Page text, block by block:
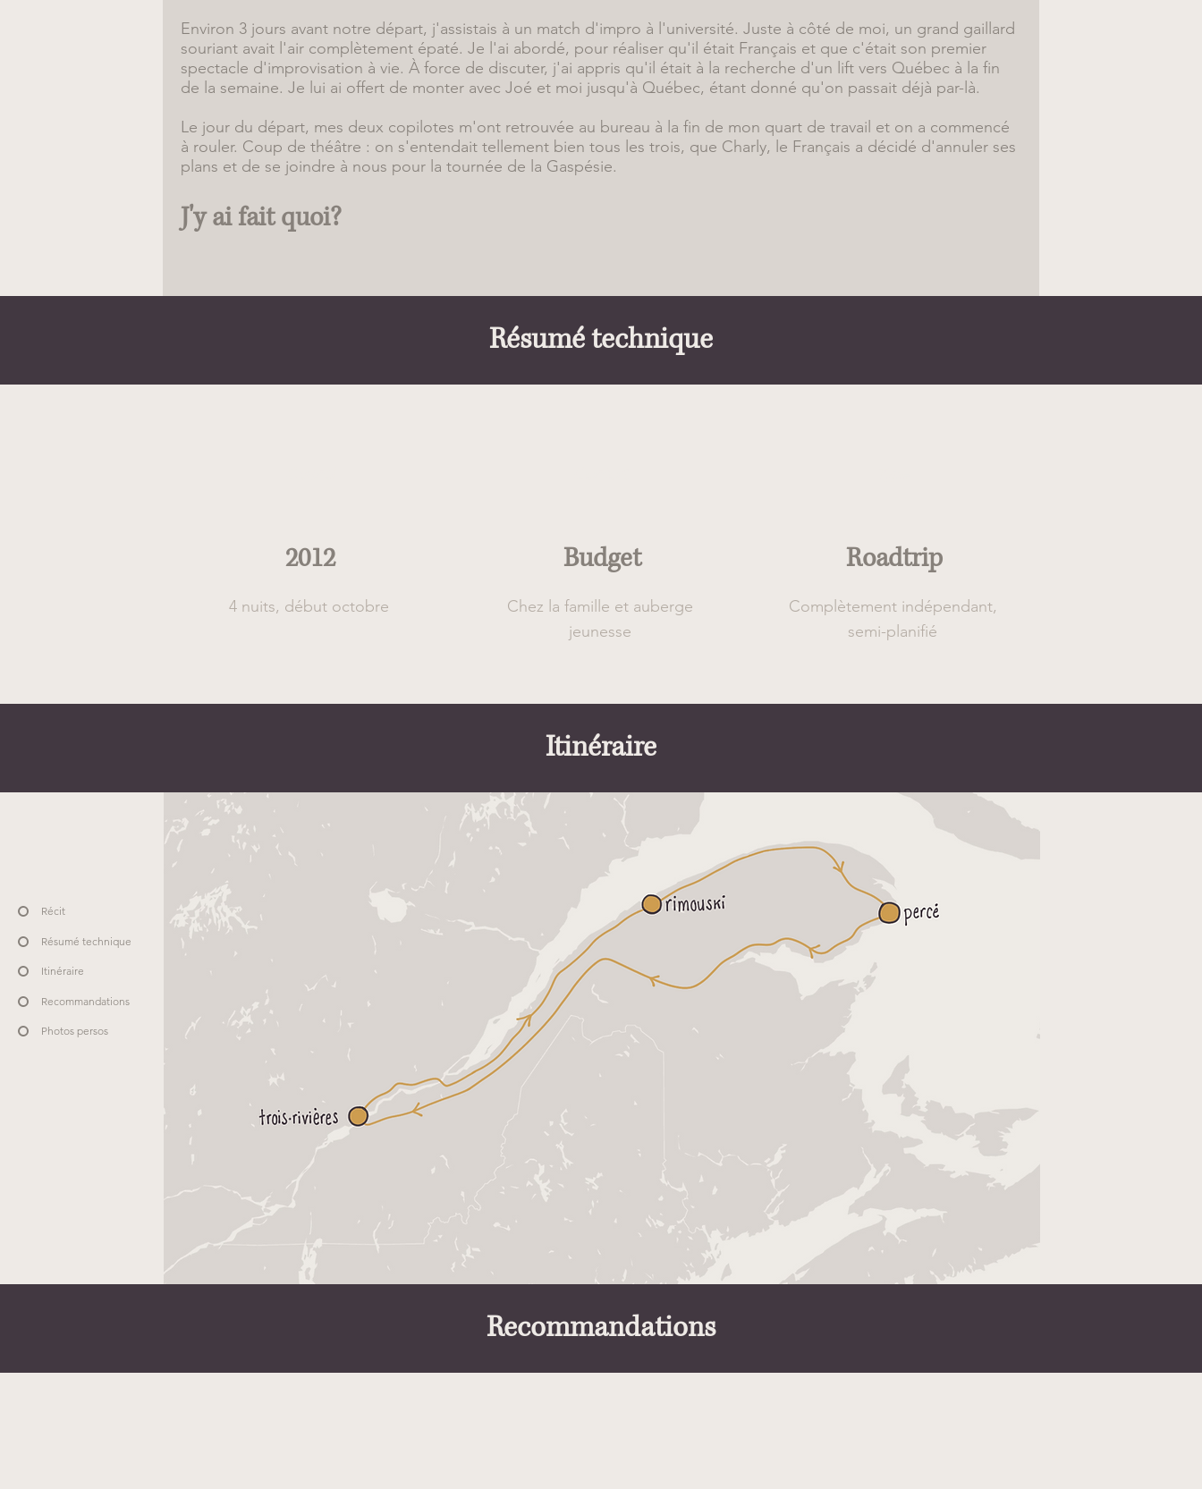
Récit
Résumé technique
Itinéraire
Recommandations
Photos persos
Environ 3 jours avant notre départ, j'assistais à un match d'impro à l'université. Juste à côté de moi, un grand gaillard
souriant avait l'air complètement épaté. Je l'ai abordé, pour réaliser qu'il était Français et que c'était son premier
spectacle d'improvisation à vie. À force de discuter, j'ai appris qu'il était à la recherche d'un lift vers Québec à la fin
de la semaine. Je lui ai offert de monter avec Joé et moi jusqu'à Québec, étant donné qu'on passait déjà par-là.
Le jour du départ, mes deux copilotes m'ont retrouvée au bureau à la fin de mon quart de travail et on a commencé
à rouler. Coup de théâtre : on s'entendait tellement bien tous les trois, que Charly, le Français a décidé d'annuler ses
plans et de se joindre à nous pour la tournée de la Gaspésie.
J'y ai fait quoi?
Résumé technique
2012
4 nuits, début octobre
Budget
Chez la famille et auberge
jeunesse
Roadtrip
Complètement indépendant,
semi-planifié
Itinéraire
Recommandations